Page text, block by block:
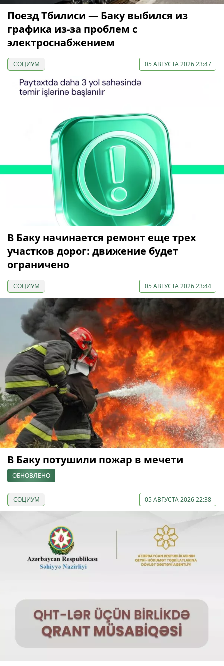
Поезд Тбилиси — Баку выбился из
графика из-за проблем с
электроснабжением
СОЦИУМ 05 АВГУСТА 2026 23:47
В Баку начинается ремонт еще трех
участков дорог: движение будет
ограничено
СОЦИУМ 05 АВГУСТА 2026 23:44
В Баку потушили пожар в мечети
ОБНОВЛЕНО
СОЦИУМ 05 АВГУСТА 2026 22:38